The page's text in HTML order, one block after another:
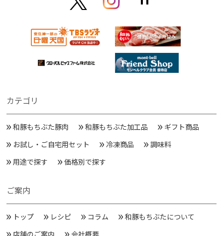
カテゴリ
和豚もちぶた豚肉 和豚もちぶた加工品
ギフト商品
お試し・ご自宅用セット
冷凍商品
調味料
用途で探す
価格別で探す
ご案内
トップ レシピ コラム
和豚もちぶたについて
店舗のご案内
会社概要